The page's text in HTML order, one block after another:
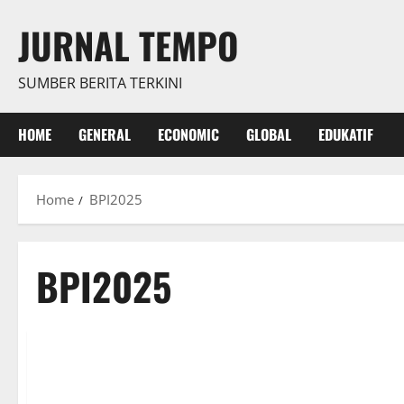
content
JURNAL TEMPO
SUMBER BERITA TERKINI
HOME GENERAL ECONOMIC GLOBAL EDUKATIF
Home BPI2025
BPI2025